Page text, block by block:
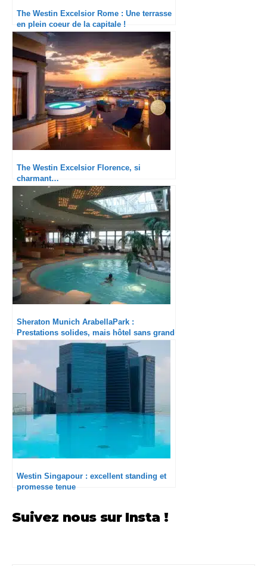
The Westin Excelsior Rome : Une terrasse
en plein coeur de la capitale !
The Westin Excelsior Florence, si
charmant…
​Sheraton Munich ArabellaPark :
Prestations solides, mais hôtel sans grand
charme
Westin Singapour : excellent standing et
promesse tenue
Suivez nous sur Insta !